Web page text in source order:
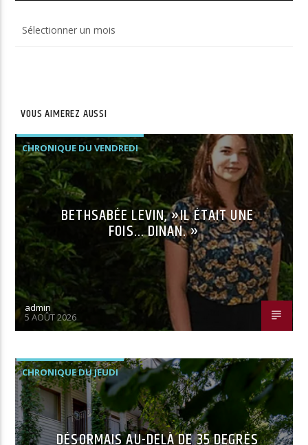
du
VOUS AIMEREZ AUSSI
CHRONIQUE DU VENDREDI
BETHSABÉE LEVIN, »IL ÉTAIT UNE
FOIS… DINAN. »
admin
5 AOÛT 2026
CHRONIQUE DU JEUDI
DÉSORMAIS AU-DELÀ DE 35 DEGRÉS